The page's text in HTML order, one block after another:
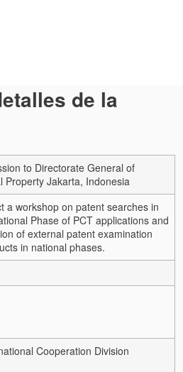
de la
to Directorate General of
Property Jakarta, Indonesia
a workshop on patent searches in
Phase of PCT applications and
of external patent examination
in national phases.
Cooperation Division